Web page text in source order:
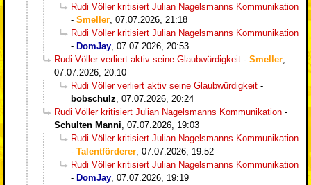
Rudi Völler kritisiert Julian Nagelsmanns Kommunikation
- Smeller, 07.07.2026, 21:18
Rudi Völler kritisiert Julian Nagelsmanns Kommunikation
- DomJay, 07.07.2026, 20:53
Rudi Völler verliert aktiv seine Glaubwürdigkeit - Smeller,
07.07.2026, 20:10
Rudi Völler verliert aktiv seine Glaubwürdigkeit -
bobschulz, 07.07.2026, 20:24
Rudi Völler kritisiert Julian Nagelsmanns Kommunikation -
Schulten Manni, 07.07.2026, 19:03
Rudi Völler kritisiert Julian Nagelsmanns Kommunikation
- Talentförderer, 07.07.2026, 19:52
Rudi Völler kritisiert Julian Nagelsmanns Kommunikation
- DomJay, 07.07.2026, 19:19